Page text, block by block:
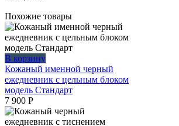
Похожие товары
В корзину
Кожаный именной черный
ежедневник с цельным блоком
модель Стандарт
7 900 Р